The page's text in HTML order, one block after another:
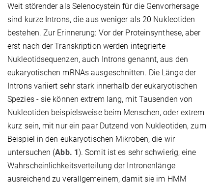
Weit störender als Selenocystein für die Genvorhersage
sind kurze Introns, die aus weniger als 20 Nukleotiden
bestehen. Zur Erinnerung: Vor der Proteinsynthese, aber
erst nach der Transkription werden integrierte
Nukleotidsequenzen, auch Introns genannt, aus den
eukaryotischen mRNAs ausgeschnitten. Die Länge der
Introns variiert sehr stark innerhalb der eukaryotischen
Spezies - sie können extrem lang, mit Tausenden von
Nukleotiden beispielsweise beim Menschen, oder extrem
kurz sein, mit nur ein paar Dutzend von Nukleotiden, zum
Beispiel in den eukaryotischen Mikroben, die wir
untersuchen (Abb. 1 ). Somit ist es sehr schwierig, eine
Wahrscheinlichkeitsverteilung der Intronenlänge
ausreichend zu verallgemeinern, damit sie im HMM